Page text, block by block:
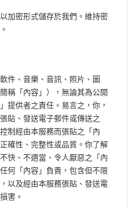
加密形式儲存於我們。維持密
件、音樂、音訊、照片、圖
稱「內容」），無論其為公開
提供者之責任。易言之，你，
貼、發送電子郵件或傳送之
制經由本服務而張貼之「內
確性、完整性或品質。你了解
快、不適當、令人厭惡之「內
何「內容」負責，包含但不限
以及經由本服務張貼、發送電
害。